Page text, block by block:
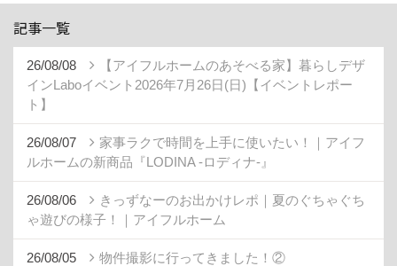
記事一覧
26/08/08
【アイフルホームのあそべる家】暮らしデザ
インLaboイベント2026年7月26日(日)【イベントレポー
ト】
26/08/07
家事ラクで時間を上手に使いたい！｜アイフ
ルホームの新商品『LODINA -ロディナ-』
26/08/06
きっずなーのお出かけレポ｜夏のぐちゃぐち
ゃ遊びの様子！｜アイフルホーム
26/08/05 物件撮影に行ってきました！②